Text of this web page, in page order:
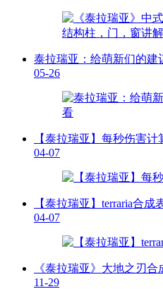
泰拉瑞亚：给萌新们的建
05-26
【泰拉瑞亚】每秒伤害计
04-07
【泰拉瑞亚】terraria合成
04-07
《泰拉瑞亚》大地之刃
11-29